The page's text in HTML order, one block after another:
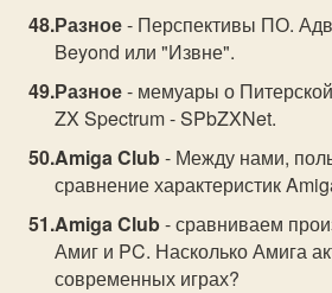
Разное- Перспективы ПО.
Beyond или "Извне".
Разное- мемуары о
ZX Spectrum - SPbZXNet.
Amiga Club- Между нами,
сравнение характеристик
Amiga Club- сравниваем
Амиг и PC. Насколько Амига
современных играх?